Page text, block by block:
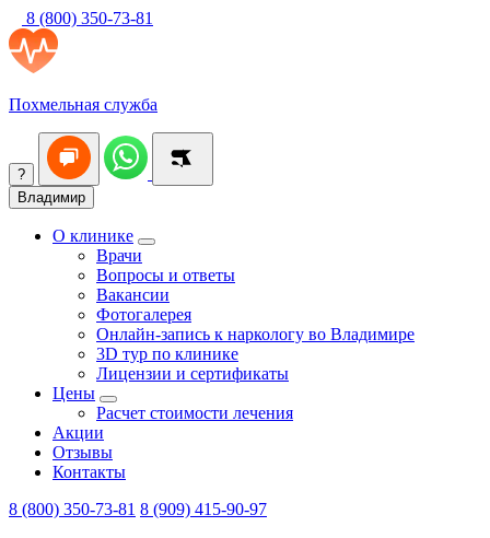
8 (800) 350-73-81
Похмельная служба
?
Владимир
О клинике
Врачи
Вопросы и ответы
Вакансии
Фотогалерея
Онлайн-запись к наркологу во Владимире
3D тур по клинике
Лицензии и сертификаты
Цены
Расчет стоимости лечения
Акции
Отзывы
Контакты
8 (800) 350-73-81 8 (909) 415-90-97